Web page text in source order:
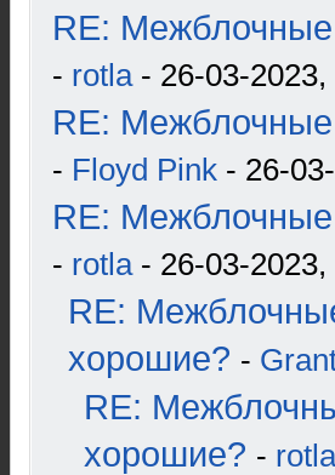
RE:
- rotla- 26-03-2023,
RE:
- Floyd Pink - 26-
RE:
- rotla- 26-03-2023,
RE:
хорошие? -
RE:
хорошие? - rotla